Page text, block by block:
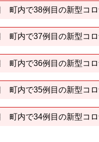
町内で38例目の新型コ
町内で37例目の新型コ
町内で36例目の新型コ
町内で35例目の新型コ
町内で34例目の新型コ